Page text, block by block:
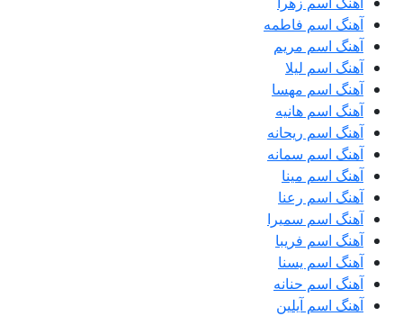
آهنگ اسم فاطمه
آهنگ اسم مریم
آهنگ اسم لیلا
آهنگ اسم مهسا
آهنگ اسم هانیه
آهنگ اسم ریحانه
آهنگ اسم سمانه
آهنگ اسم مینا
آهنگ اسم رعنا
آهنگ اسم سمیرا
آهنگ اسم فریبا
آهنگ اسم یسنا
آهنگ اسم حنانه
آهنگ اسم آیلین